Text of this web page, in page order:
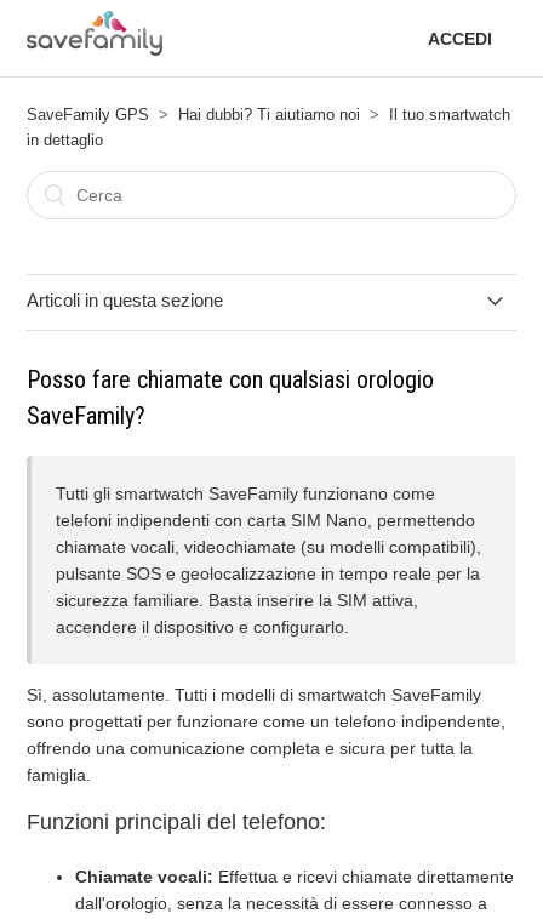
ACCEDI
SaveFamily GPS Hai dubbi? Ti aiutiamo noi
Il tuo smartwatch
in dettaglio
Articoli in questa sezione
Il dispositivo non si connette a Internet.
Quali precauzioni devo prendere con il caldo e il sole?
Posso nuotare o fare la doccia con l'orologio?
C'è qualche rischio nel caricare l'orologio?
Per quanto tempo devo caricare l'orologio?
5V/1.5A o superiore)?
Posso fare chiamate con qualsiasi orologio
SaveFamily?
Tutti gli smartwatch SaveFamily funzionano come
telefoni indipendenti con carta SIM Nano, permettendo
chiamate vocali, videochiamate (su modelli compatibili),
pulsante SOS e geolocalizzazione in tempo reale per la
sicurezza familiare. Basta inserire la SIM attiva,
accendere il dispositivo e configurarlo.
Sì, assolutamente. Tutti i modelli di smartwatch SaveFamily
sono progettati per funzionare come un telefono indipendente,
offrendo una comunicazione completa e sicura per tutta la
famiglia.
Funzioni principali del telefono:
Chiamate vocali: Effettua e ricevi chiamate direttamente
dall'orologio, senza la necessità di essere connesso a